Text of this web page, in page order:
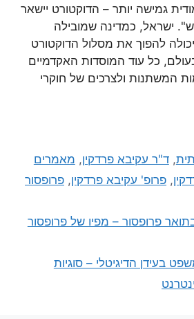
גמישה יותר – הדוקטורט יישאר
ישראל, כמדינה שמובילה
להפוך את מסלול הדוקטורט
כל עוד המוסדות האקדמיים
המשתנות ולצרכים של חוקרי
,ד"ר עקיבא פרדקין, מאמרים
, פרופ' עקיבא פרדקין, פרופסור
בתואר פרופסור – מפיו של פרופסור
בעידן הדיגיטלי – סוגיות